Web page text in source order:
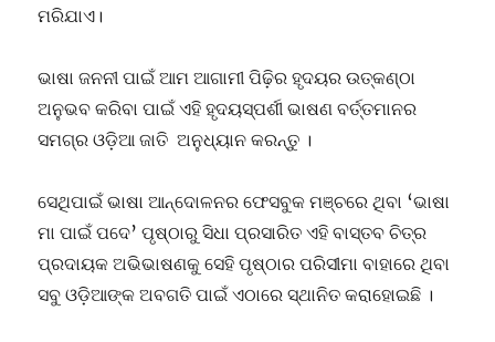
ମରିଯାଏ।
ଭାଷା ଜନନୀ ପାଇଁ ଆମ ଆଗାମୀ ପିଢ଼ିର ହୃଦୟର ଉତ୍କଣ୍ଠା
ଅନୁଭବ କରିବା ପାଇଁ ଏହି ହୃଦୟସ୍ପର୍ଶୀ ଭାଷଣ ବର୍ତ୍ତମାନର
ସମଗ୍ର ଓଡ଼ିଆ ଜାତି ଅନୁଧ୍ୟାନ କରନ୍ତୁ ।
ସେଥିପାଇଁ ଭାଷା ଆନ୍ଦୋଳନର ଫେସବୁକ ମଞ୍ଚରେ ଥିବା ‘ଭାଷା
ମା ପାଇଁ ପଦେ’ ପୃଷ୍ଠାରୁ ସିଧା ପ୍ରସାରିତ ଏହି ବାସ୍ତବ ଚିତ୍ର
ପ୍ରଦାୟକ ଅଭିଭାଷଣକୁ ସେହି ପୃଷ୍ଠାର ପରିସୀମା ବାହାରେ ଥିବା
ସବୁ ଓଡ଼ିଆଙ୍କ ଅବଗତି ପାଇଁ ଏଠାରେ ସ୍ଥାନିତ କରାହୋଇଛି ।